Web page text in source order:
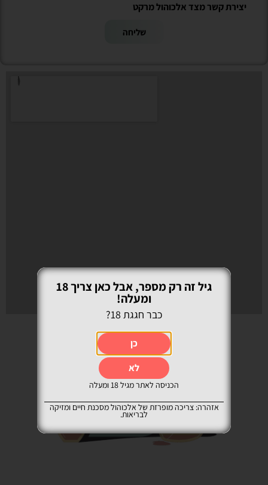
יצירת קשר מצד אלכוהול מרקט
שליחה
גיל זה רק מספר, אבל כאן צריך 18
ומעלה!
כבר חגגת 18?
כן
לא
הכניסה לאתר מגיל 18 ומעלה
אזהרה: צריכה מופרזת של אלכוהול מסכנת חיים ומזיקה
לבריאות.